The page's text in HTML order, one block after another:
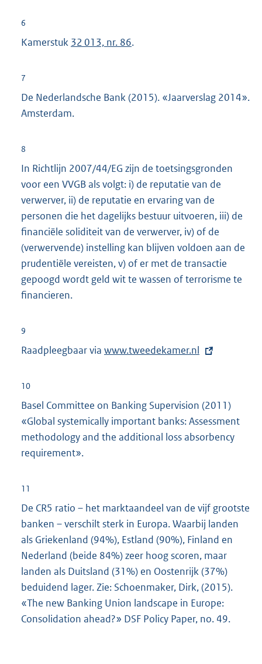
e
n
6
Kamerstuk 32 013, nr. 86.
7
De Nederlandsche Bank (2015). «Jaarverslag 2014».
Amsterdam.
8
In Richtlijn 2007/44/EG zijn de toetsingsgronden
voor een VVGB als volgt: i) de reputatie van de
verwerver, ii) de reputatie en ervaring van de
personen die het dagelijks bestuur uitvoeren, iii) de
financiële soliditeit van de verwerver, iv) of de
(verwervende) instelling kan blijven voldoen aan de
prudentiële vereisten, v) of er met de transactie
gepoogd wordt geld wit te wassen of terrorisme te
financieren.
9
Raadpleegbaar via E
n
k
:
www.tweedekamer.nl
10
Basel Committee on Banking Supervision (2011)
«Global systemically important banks: Assessment
methodology and the additional loss absorbency
requirement».
11
De CR5 ratio – het marktaandeel van de vijf grootste
banken – verschilt sterk in Europa. Waarbij landen
als Griekenland (94%), Estland (90%), Finland en
Nederland (beide 84%) zeer hoog scoren, maar
landen als Duitsland (31%) en Oostenrijk (37%)
beduidend lager. Zie: Schoenmaker, Dirk, (2015).
«The new Banking Union landscape in Europe:
Consolidation ahead?» DSF Policy Paper, no. 49.